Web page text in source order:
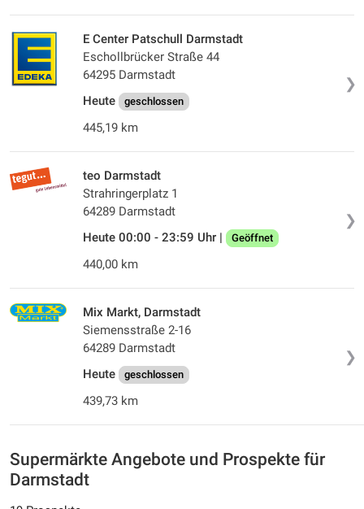
❯
E Center Patschull Darmstadt
Eschollbrücker Straße 44
64295 Darmstadt
Heute
geschlossen
445,19 km
❯
teo Darmstadt
Strahringerplatz 1
64289 Darmstadt
Heute 00:00 - 23:59 Uhr |
Geöffnet
440,00 km
❯
Mix Markt, Darmstadt
Siemensstraße 2-16
64289 Darmstadt
Heute
geschlossen
439,73 km
Supermärkte Angebote und Prospekte für
Darmstadt